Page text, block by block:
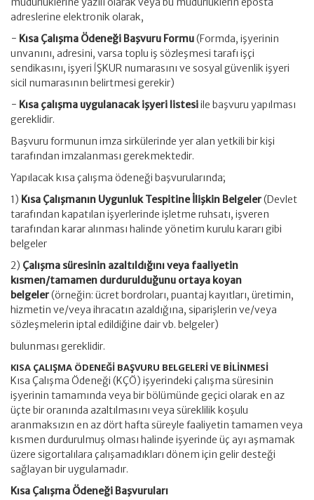
adreslerine elektronik olarak,
− Kısa Çalışma Ödeneği Başvuru Formu(Formda, işyerinin
unvanını, adresini, varsa toplu iş sözleşmesi tarafı işçi
sendikasını, işyeri İŞKUR numarasını ve sosyal güvenlik işyeri
sicil numarasının belirtmesi gerekir)
− Kısa çalışma uygulanacak işyeri listesiile başvuru yapılması
gereklidir.
Başvuru formunun imza sirkülerinde yer alan yetkili bir kişi
tarafından imzalanması gerekmektedir.
Yapılacak kısa çalışma ödeneği başvurularında;
1) Kısa Çalışmanın Uygunluk Tespitine İlişkin Belgeler(Devlet
tarafından kapatılan işyerlerinde işletme ruhsatı, işveren
tarafından karar alınması halinde yönetim kurulu kararı gibi
belgeler
2) Çalışma süresinin azaltıldığını veya faaliyetin
kısmen/tamamen durdurulduğunu ortaya koyan
belgeler(örneğin: ücret bordroları, puantaj kayıtları, üretimin,
hizmetin ve/veya ihracatın azaldığına, siparişlerin ve/veya
sözleşmelerin iptal edildiğine dair vb. belgeler)
bulunması gereklidir.
KISA ÇALIŞMA ÖDENEĞİ BAŞVURU BELGELERİ VE BİLİNMESİ
Kısa Çalışma Ödeneği (KÇÖ) işyerindeki çalışma süresinin
işyerinin tamamında veya bir bölümünde geçici olarak en az
üçte bir oranında azaltılmasını veya süreklilik koşulu
aranmaksızın en az dört hafta süreyle faaliyetin tamamen veya
kısmen durdurulmuş olması halinde işyerinde üç ayı aşmamak
üzere sigortalılara çalışamadıkları dönem için gelir desteği
sağlayan bir uygulamadır.
Kısa Çalışma Ödeneği Başvuruları